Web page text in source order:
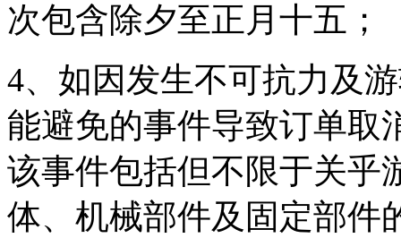
次包含除夕至正月十五；
4、如因发生不可抗力及
能避免的事件导致订单取
该事件包括但不限于关乎
体、机械部件及固定部件